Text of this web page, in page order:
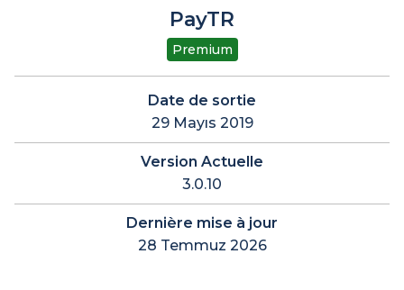
PayTR
Premium
Date de sortie
29 Mayıs 2019
Version Actuelle
3.0.10
Dernière mise à jour
28 Temmuz 2026